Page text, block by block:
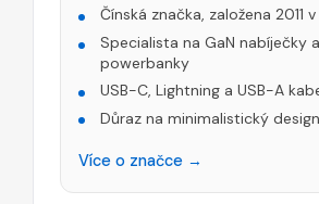
Čínská značka, založena 2011
Specialista na GaN nabíječky
powerbanky
USB-C, Lightning a USB-A
Důraz na minimalistický design
Více o značce →